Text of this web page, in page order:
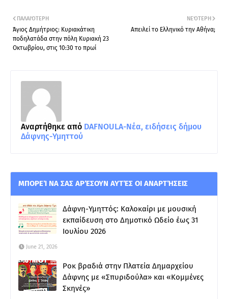
ΝΕΌΤΕΡΗ
Απειλεί το Ελληνικό την Αθήνα;
ΠΑΛΑΙΌΤΕΡΗ
Άγιος Δημήτριος: Κυριακάτικη
ποδηλατάδα στην πόλη Κυριακή 23
Οκτωβρίου, στις 10:30 το πρωί
Αναρτήθηκε από DAFNOULA-Νέα, ειδήσεις δήμου
Δάφνης-Υμηττού
ΜΠΟΡΕΊ ΝΑ ΣΑΣ ΑΡΈΣΟΥΝ ΑΥΤΈΣ ΟΙ ΑΝΑΡΤΉΣΕΙΣ
Δάφνη-Υμηττός: Καλοκαίρι με μουσική
εκπαίδευση στο Δημοτικό Ωδείο έως 31
Ιουλίου 2026
June 21, 2026
Ροκ βραδιά στην Πλατεία Δημαρχείου
Δάφνης με «Σπυριδούλα» και «Κομμένες
Σκηνές»